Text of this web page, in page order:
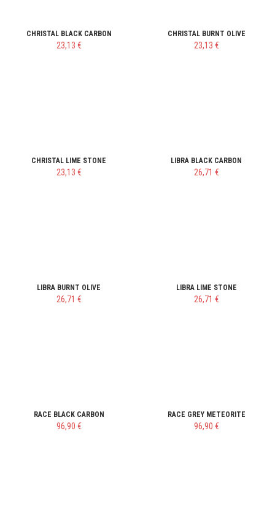
CHRISTAL BLACK CARBON
23,13 €
CHRISTAL BURNT OLIVE
23,13 €
CHRISTAL LIME STONE
23,13 €
LIBRA BLACK CARBON
26,71 €
LIBRA BURNT OLIVE
26,71 €
LIBRA LIME STONE
26,71 €
RACE BLACK CARBON
96,90 €
RACE GREY METEORITE
96,90 €